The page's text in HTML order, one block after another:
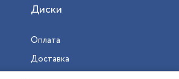
Диски
Оплата
Доставка